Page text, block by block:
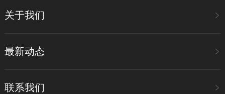
关于我们
最新动态
联系我们